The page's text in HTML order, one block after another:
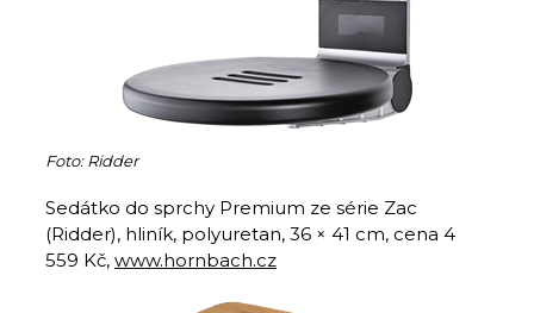
Foto: Ridder
Sedátko do sprchy Premium ze série Zac
(Ridder), hliník, polyuretan, 36 × 41 cm, cena 4
559 Kč, www.hornbach.cz